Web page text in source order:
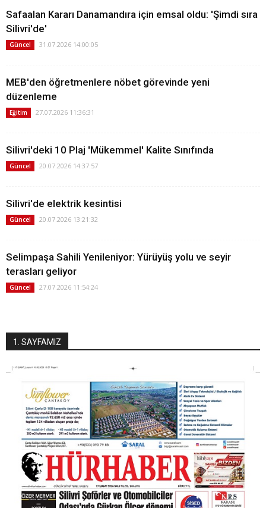
Safaalan Kararı Danamandıra için emsal oldu: 'Şimdi sıra
Silivri'de'
Güncel 31.07.2026 14:00:05
MEB'den öğretmenlere nöbet görevinde yeni
düzenleme
Eğitim 27.07.2026 11:36:31
Silivri'deki 10 Plaj 'Mükemmel' Kalite Sınıfında
Güncel 20.07.2026 14:37:57
Silivri'de elektrik kesintisi
Güncel 20.07.2026 13:21:32
Selimpaşa Sahili Yenileniyor: Yürüyüş yolu ve seyir
terasları geliyor
Güncel 27.07.2026 11:54:24
1. SAYFAMIZ